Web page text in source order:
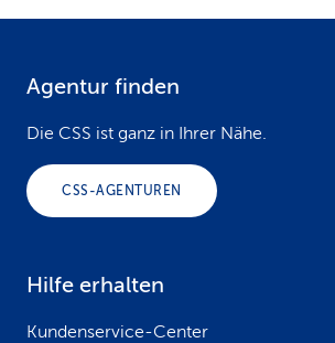
Agentur finden
Die CSS ist ganz in Ihrer Nähe.
CSS-AGENTUREN
Hilfe erhalten
Kundenservice-Center